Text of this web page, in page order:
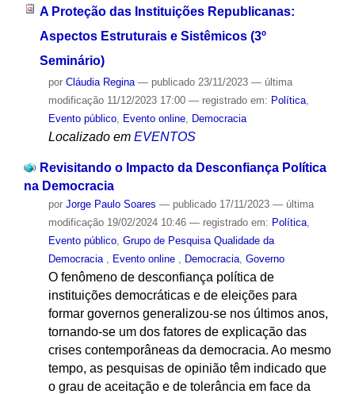
A Proteção das Instituições Republicanas:
Aspectos Estruturais e Sistêmicos (3º
Seminário)
por Cláudia Regina — publicado23/11/2023 — última
modificação11/12/2023 17:00 — registrado em: Política,
Evento público, Evento online, Democracia
Localizado em EVENTOS
Revisitando o Impacto da Desconfiança Política
na Democracia
por Jorge Paulo Soares — publicado17/11/2023 — última
modificação19/02/2024 10:46 — registrado em: Política,
Evento público, Grupo de Pesquisa Qualidade da
Democracia
Evento online Democracia, Governo
O fenômeno de desconfiança política de
instituições democráticas e de eleições para
formar governos generalizou-se nos últimos anos,
tornando-se um dos fatores de explicação das
crises contemporâneas da democracia. Ao mesmo
tempo, as pesquisas de opinião têm indicado que
o grau de aceitação e de tolerância em face da